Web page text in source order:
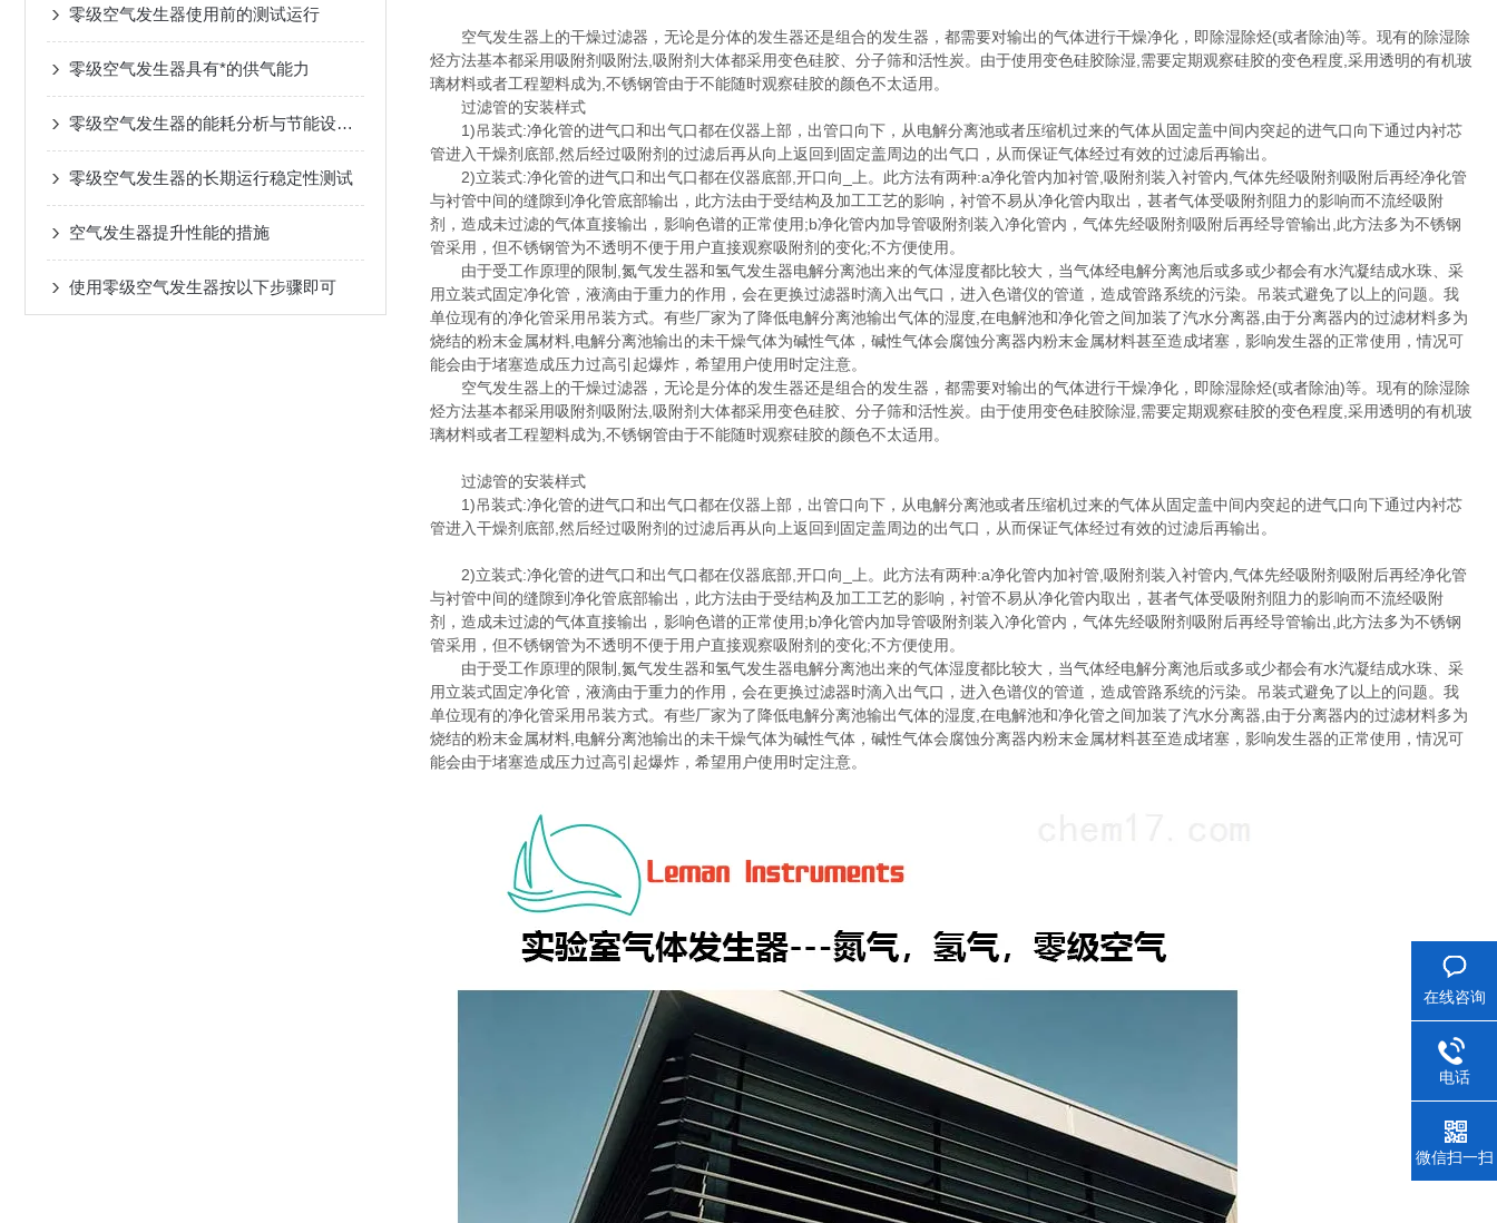
零级空气发生器使用前的测试运行
零级空气发生器具有*的供气能力
零级空气发生器的能耗分析与节能设计优化策略
零级空气发生器的长期运行稳定性测试
空气发生器提升性能的措施
使用零级空气发生器按以下步骤即可
空气发生器上的干燥过滤器，无论是分体的发生器还是组合的发生器，都需要对输出的气体进行干燥净化，即除湿除烃(或者除油)等。现有的除湿除
烃方法基本都采用吸附剂吸附法,吸附剂大体都采用变色硅胶、分子筛和活性炭。由于使用变色硅胶除湿,需要定期观察硅胶的变色程度,采用透明的有机玻
璃材料或者工程塑料成为,不锈钢管由于不能随时观察硅胶的颜色不太适用。
过滤管的安装样式
1)吊装式:净化管的进气口和出气口都在仪器上部，出管口向下，从电解分离池或者压缩机过来的气体从固定盖中间内突起的进气口向下通过内衬芯
管进入干燥剂底部,然后经过吸附剂的过滤后再从向上返回到固定盖周边的出气口，从而保证气体经过有效的过滤后再输出。
2)立装式:净化管的进气口和出气口都在仪器底部,开口向_上。此方法有两种:a净化管内加衬管,吸附剂装入衬管内,气体先经吸附剂吸附后再经净化管
与衬管中间的缝隙到净化管底部输出，此方法由于受结构及加工工艺的影响，衬管不易从净化管内取出，甚者气体受吸附剂阻力的影响而不流经吸附
剂，造成未过滤的气体直接输出，影响色谱的正常使用;b净化管内加导管吸附剂装入净化管内，气体先经吸附剂吸附后再经导管输出,此方法多为不锈钢
管采用，但不锈钢管为不透明不便于用户直接观察吸附剂的变化;不方便使用。
由于受工作原理的限制,氮气发生器和氢气发生器电解分离池出来的气体湿度都比较大，当气体经电解分离池后或多或少都会有水汽凝结成水珠、采
用立装式固定净化管，液滴由于重力的作用，会在更换过滤器时滴入出气口，进入色谱仪的管道，造成管路系统的污染。吊装式避免了以上的问题。我
单位现有的净化管采用吊装方式。有些厂家为了降低电解分离池输出气体的湿度,在电解池和净化管之间加装了汽水分离器,由于分离器内的过滤材料多为
烧结的粉末金属材料,电解分离池输出的未干燥气体为碱性气体，碱性气体会腐蚀分离器内粉末金属材料甚至造成堵塞，影响发生器的正常使用，情况可
能会由于堵塞造成压力过高引起爆炸，希望用户使用时定注意。
空气发生器上的干燥过滤器，无论是分体的发生器还是组合的发生器，都需要对输出的气体进行干燥净化，即除湿除烃(或者除油)等。现有的除湿除
烃方法基本都采用吸附剂吸附法,吸附剂大体都采用变色硅胶、分子筛和活性炭。由于使用变色硅胶除湿,需要定期观察硅胶的变色程度,采用透明的有机玻
璃材料或者工程塑料成为,不锈钢管由于不能随时观察硅胶的颜色不太适用。
过滤管的安装样式
1)吊装式:净化管的进气口和出气口都在仪器上部，出管口向下，从电解分离池或者压缩机过来的气体从固定盖中间内突起的进气口向下通过内衬芯
管进入干燥剂底部,然后经过吸附剂的过滤后再从向上返回到固定盖周边的出气口，从而保证气体经过有效的过滤后再输出。
2)立装式:净化管的进气口和出气口都在仪器底部,开口向_上。此方法有两种:a净化管内加衬管,吸附剂装入衬管内,气体先经吸附剂吸附后再经净化管
与衬管中间的缝隙到净化管底部输出，此方法由于受结构及加工工艺的影响，衬管不易从净化管内取出，甚者气体受吸附剂阻力的影响而不流经吸附
剂，造成未过滤的气体直接输出，影响色谱的正常使用;b净化管内加导管吸附剂装入净化管内，气体先经吸附剂吸附后再经导管输出,此方法多为不锈钢
管采用，但不锈钢管为不透明不便于用户直接观察吸附剂的变化;不方便使用。
由于受工作原理的限制,氮气发生器和氢气发生器电解分离池出来的气体湿度都比较大，当气体经电解分离池后或多或少都会有水汽凝结成水珠、采
用立装式固定净化管，液滴由于重力的作用，会在更换过滤器时滴入出气口，进入色谱仪的管道，造成管路系统的污染。吊装式避免了以上的问题。我
单位现有的净化管采用吊装方式。有些厂家为了降低电解分离池输出气体的湿度,在电解池和净化管之间加装了汽水分离器,由于分离器内的过滤材料多为
烧结的粉末金属材料,电解分离池输出的未干燥气体为碱性气体，碱性气体会腐蚀分离器内粉末金属材料甚至造成堵塞，影响发生器的正常使用，情况可
能会由于堵塞造成压力过高引起爆炸，希望用户使用时定注意。
在线咨询
电话
微信扫一扫